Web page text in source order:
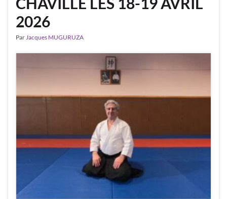
2026
Par Jacques MUGURUZA